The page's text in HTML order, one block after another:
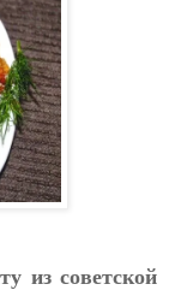
из советской